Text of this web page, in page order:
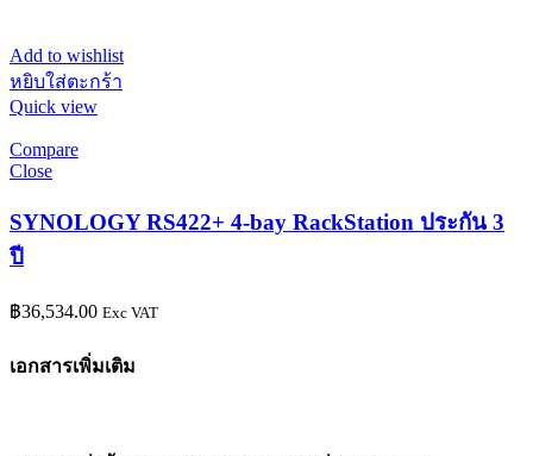
Add to wishlist
หยิบใส่ตะกร้า
Quick view
Compare
Close
SYNOLOGY RS422+ 4-bay RackStation ประกัน 3
ปี
฿36,534.00 Exc VAT
เอกสารเพิ่มเติม